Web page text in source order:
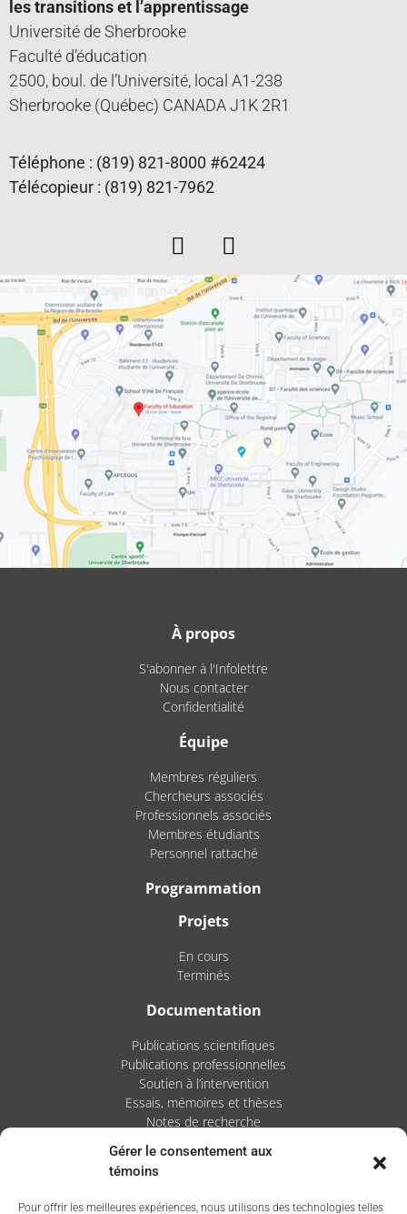
Gérer le consentement aux
témoins
Pour offrir les meilleures expériences, nous utilisons des technologies telles
les transitions et l’apprentissage
Université de Sherbrooke
Faculté d’éducation
2500, boul. de l’Université, local A1-238
Sherbrooke (Québec) CANADA J1K 2R1
Téléphone : (819) 821-8000 #62424
Télécopieur : (819) 821-7962
À propos
S'abonner à l'Infolettre
Nous contacter
Confidentialité
Équipe
Membres réguliers
Chercheurs associés
Professionnels associés
Membres étudiants
Personnel rattaché
Programmation
Projets
En cours
Terminés
Documentation
Publications scientifiques
Publications professionnelles
Soutien à l’intervention
Essais, mémoires et thèses
Notes de recherche
Activités